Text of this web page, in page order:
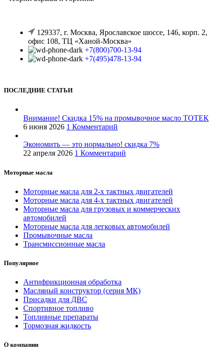
129337, г. Москва, Ярославское шоссе, 146, корп. 2,
офис 108, ТЦ «Ханой-Москва»
+7(800)700-13-94
+7(495)478-13-94
ПОСЛЕДНИЕ СТАТЬИ
Внимание! Скидка 15% на промывочное масло ТОТЕК
6 июня 2026 1 Комментарий
Экономить — это нормально! скидка 7%
22 апреля 2026 1 Комментарий
Моторные масла
Моторные масла для 2-х тактных двигателей
Моторные масла для 4-х тактных двигателей
Моторные масла для грузовых и коммерческих
автомобилей
Моторные масла для легковых автомобилей
Промывочные масла
Трансмиссионные масла
Популярное
Антифрикционная обработка
Масляный конструктор (серия МК)
Присадки для ДВС
Спортивное топливо
Топливные препараты
Тормозная жидкость
О компании